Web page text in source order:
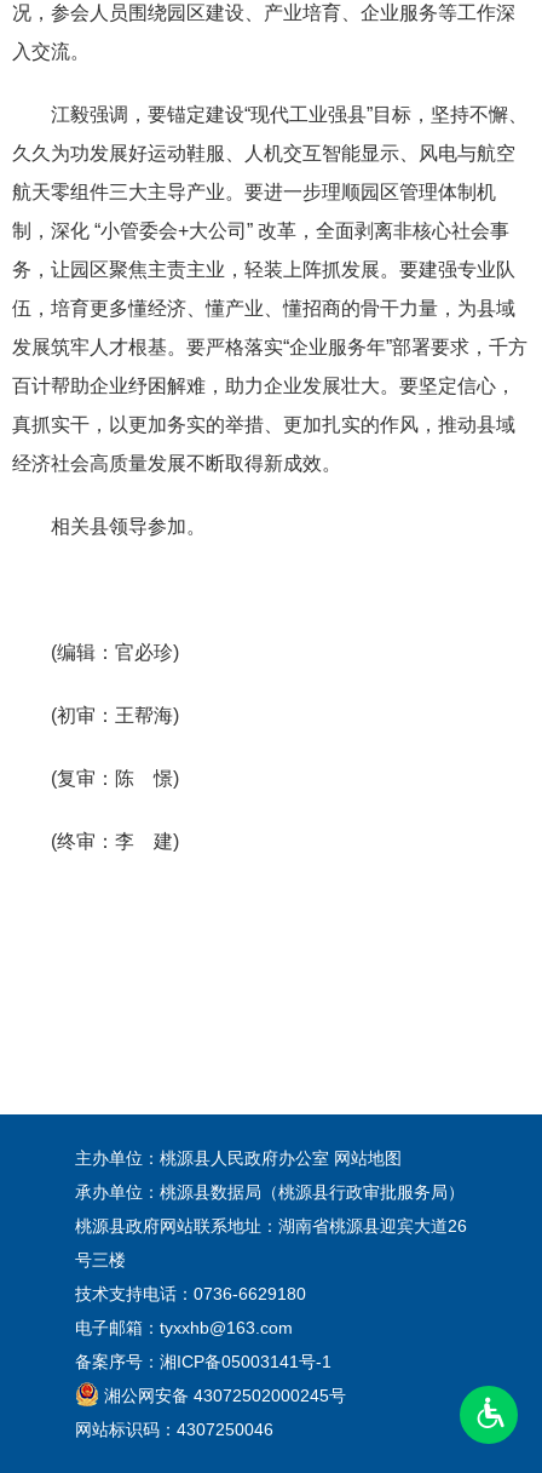
况，参会人员围绕园区建设、产业培育、 企业服务等工作深
入交流。
江毅强调 ， 要锚定建设“现代工业强县”目标， 坚持不懈、
久久为功发展好运动鞋服
、人机交互智能显示、风电与航空
航天零组件三大主导产业。 要进一步理顺园区管理体制机
制，深化 “小管委会+大公司” 改革 ， 全面剥离非核心社会事
务， 让园区聚焦主责主业， 轻装上阵抓发展。要建强专业队
伍，培育更多懂经济、懂产业、懂招商的骨干力量，为县域
发展筑牢 人才根基。 要严格落实“企业服务年”部署要求，千方
百计帮助企业纾困解难，助力企业发展壮大。要坚定信心，
真抓实干， 以更加务实的举措、更加扎实的作风， 推动县域
经济社会高质量发展不断取得新成效。
相关县领导参加。
(编辑：官必珍)
(初审：王帮海)
(复审：陈 憬)
(终审：李 建)
主办单位：桃源县人民政府办公室 网站地图
承办单位：桃源县数据局（桃源县行政审批服务局）
桃源县政府网站联系地址：湖南省桃源县迎宾大道26
号三楼
技术支持电话：0736-6629180
电子邮箱：tyxxhb@163.com
备案序号： 湘ICP备05003141号-1
湘公网安备 43072502000245号
网站标识码：4307250046